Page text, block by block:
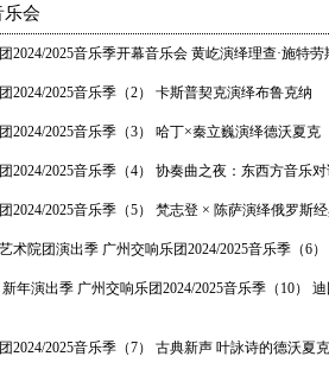
乐会
2024/2025音乐季开幕音乐会 黄屹演绎理查·施特劳
2024/2025音乐季（2） 卡斯普契克演绎布鲁克纳
2024/2025音乐季（3） 哈丁×秦立巍演绎德沃夏克
2024/2025音乐季（4） 协奏曲之夜：东西方音乐
2024/2025音乐季（5） 梵志登 × 陈萨演绎俄罗斯
术院团演出季 广州交响乐团2024/2025音乐季（6
年演出季 广州交响乐团2024/2025音乐季（10）
2024/2025音乐季（7） 古典新声 叶詠诗的德沃夏克